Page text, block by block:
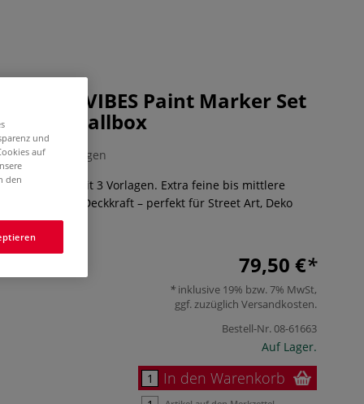
STREET VIBES Paint Marker Set
in Metallbox
0 Bewertungen
in Metallbox mit 3 Vorlagen. Extra feine bis mittlere
Farben, starke Deckkraft – perfekt für Street Art, Deko
79,50 €
inklusive 19% bzw. 7% MwSt,
ggf. zuzüglich Versandkosten.
Bestell-Nr.08-61663
Auf Lager.
In den Warenkorb
und
auf
den